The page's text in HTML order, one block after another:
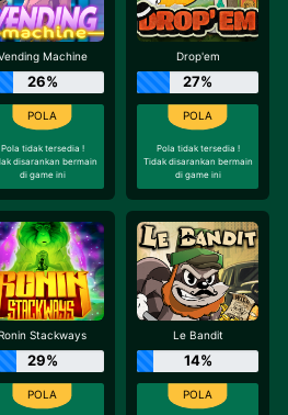
Machine
26%
Pola tidak tersedia !
disarankan bermain
di game ini
Drop'em
27%
Pola tidak tersedia !
Tidak disarankan bermain
di game ini
Ronin Stackways
29%
Le Bandit
14%